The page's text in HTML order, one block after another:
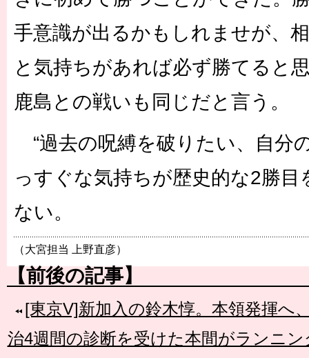
手意識が出るかもしれませが、
と気持ちがあれば必ず勝てると
鹿島との戦いも同じだと言う。
“過去の呪縛を破りたい、自分
っすぐな気持ちが歴史的な2勝
ない。
（大宮担当 上野直彦）
【前後の記事】
[東京V]新加入の鈴木惇。本領発揮へ
治4週間の診断を受けた本間がランニ